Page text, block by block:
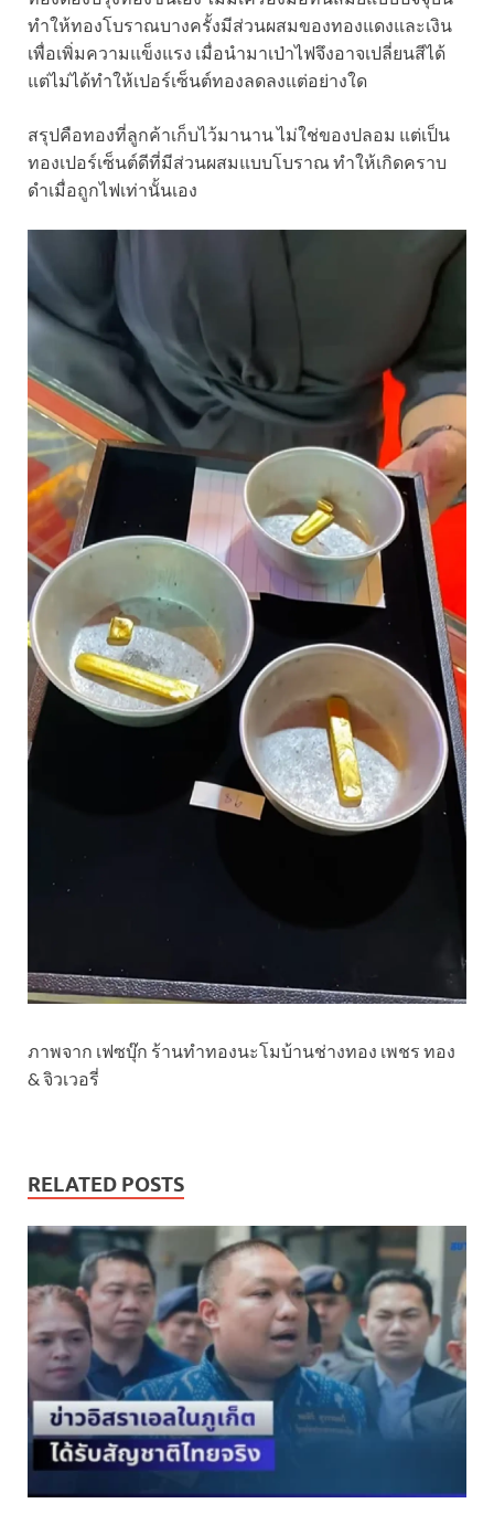
ทำให้ทองโบราณบางครั้งมีส่วนผสมของทองแดงและเงิน
เพื่อเพิ่มความแข็งแรง เมื่อนำมาเป่าไฟจึงอาจเปลี่ยนสีได้
แต่ไม่ได้ทำให้เปอร์เซ็นต์ทองลดลงแต่อย่างใด
สรุปคือทองที่ลูกค้าเก็บไว้มานาน ไม่ใช่ของปลอม แต่เป็น
ทองเปอร์เซ็นต์ดีที่มีส่วนผสมแบบโบราณ ทำให้เกิดคราบ
ดำเมื่อถูกไฟเท่านั้นเอง
ภาพจาก เฟซบุ๊ก ร้านทำทองนะโมบ้านช่างทอง เพชร ทอง
& จิวเวอรี่
RELATED POSTS